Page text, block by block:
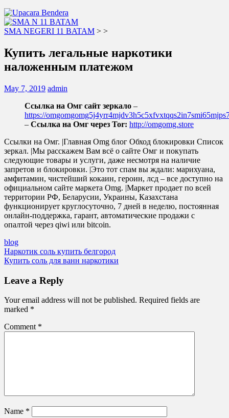
SMA NEGERI 11 BATAM > >
Купить легальные наркотики
наложенным платежом
May 7, 2019 admin
Ссылка на Омг сайт зеркало –
https://
– Ссылка на Омг через Tor: http://omgomg.store
Ссылки на Омг. |Главная Omg блог Обход блокировки Список
зеркал. |Мы расскажем Вам всё о сайте Омг и покупать
следующие товары и услуги, даже несмотря на наличие
запретов и блокировки. |Это тот спам вы ждали: марихуана,
амфитамин, чистейший кокаин, героин, лсд – все доступно на
официальном сайте маркета Omg. |Маркет продает по всей
территории РФ, Беларусии, Украины, Казахстана
функционирует круглосуточно, 7 дней в неделю, постоянная
онлайн-поддержка, гарант, автоматические продажи с
опалтой через qiwi или bitcoin.
blog
Post
navigation
Наркотик соль купить белгород
Купить соль для ванн наркотики
Leave a Reply
Your email address will not be published. Required fields are
marked *
Comment *
Name *